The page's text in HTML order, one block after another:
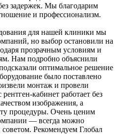
задержек. Мы благодарим
и профессионализм.
для нашей клиники мы
но выбор остановили на
прозрачным условиям и
Нам подробно объяснили
оптимальное решение
было поставлено
монтаж и провели
кабинет работает без
изображения, а
процедуры. Очень ценим
— всегда можно
Рекомендуем Глобал